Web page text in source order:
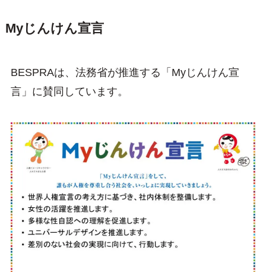
Myじんけん宣言
BESPRAは、法務省が推進する「Myじんけん宣
言」に賛同しています。